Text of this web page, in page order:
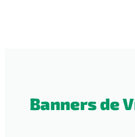
Banners de